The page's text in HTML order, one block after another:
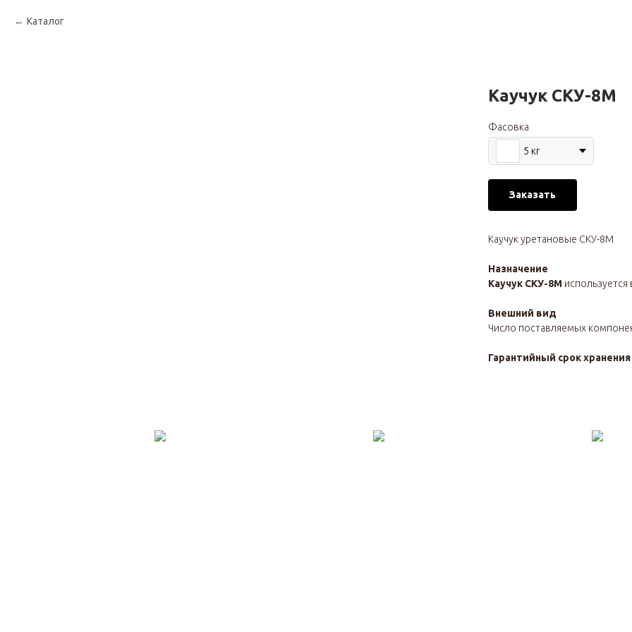
Каталог
Каучук СКУ-8М
Фасовка
5 кг
Заказать
Каучук уретановые СКУ-8М
Назначение
Каучук СКУ-8М
Внешний вид
Число поставляемых
Гарантийный срок хранения